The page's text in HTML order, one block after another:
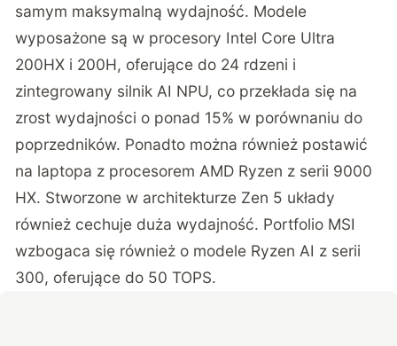
samym maksymalną wydajność. Modele
wyposażone są w procesory Intel Core Ultra
200HX i 200H, oferujące do 24 rdzeni i
zintegrowany silnik AI NPU, co przekłada się na
zrost wydajności o ponad 15% w porównaniu do
poprzedników. Ponadto można również postawić
na laptopa z procesorem AMD Ryzen z serii 9000
HX. Stworzone w architekturze Zen 5 układy
również cechuje duża wydajność. Portfolio MSI
wzbogaca się również o modele Ryzen AI z serii
300, oferujące do 50 TOPS.